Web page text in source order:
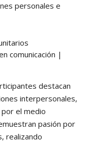
personales e
comunicación |
destacan
interpersonales,
el medio
pasión por
realizando